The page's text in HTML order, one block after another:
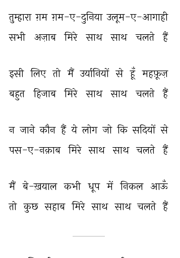
तुम्हारा ग़म ग़म-ए-दुनिया उलूम-ए-आगाही
सभी
अज़ाब मिरे साथ साथ चलते हैं
इसी लिए तो मैं उर्यानियों से हूँ महफ़ूज़
बहुत
हिजाब मिरे साथ साथ चलते हैं
न जाने कौन हैं ये लोग जो कि सदियों से
पस-ए-नक़ाब मिरे साथ साथ चलते हैं
मैं बे-ख़याल कभी धूप में निकल आऊँ
तो कुछ सहाब मिरे साथ साथ चलते हैं